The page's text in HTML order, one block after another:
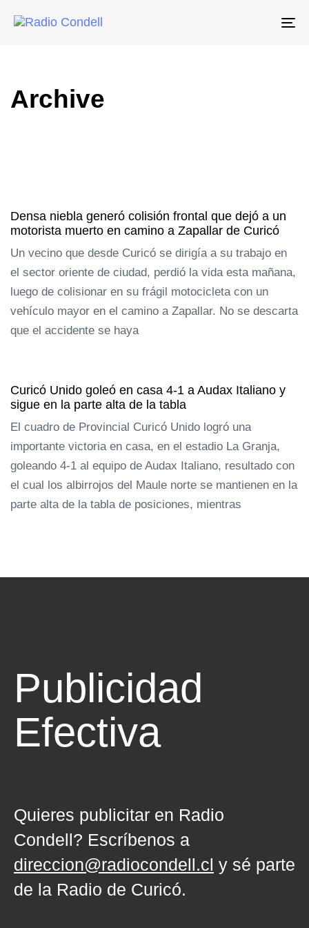
Archive
Densa niebla generó colisión frontal que dejó a un
motorista muerto en camino a Zapallar de Curicó
Un vecino que desde Curicó se dirigía a su trabajo en
el sector oriente de ciudad, perdió la vida esta mañana,
luego de colisionar en su frágil motocicleta con un
vehículo mayor en el camino a Zapallar. No se descarta
que el accidente se haya
Curicó Unido goleó en casa 4-1 a Audax Italiano y
sigue en la parte alta de la tabla
El cuadro de Provincial Curicó Unido logró una
importante victoria en casa, en el estadio La Granja,
goleando 4-1 al equipo de Audax Italiano, resultado con
el cual los albirrojos del Maule norte se mantienen en la
parte alta de la tabla de posiciones, mientras
Publicidad
Efectiva
Quieres publicitar en Radio
Condell? Escríbenos a
direccion@radiocondell.cl y sé parte
de la Radio de Curicó.